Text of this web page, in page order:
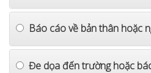
Báo cáo về bản thân hoặc
Đe dọa đến trường hoặc